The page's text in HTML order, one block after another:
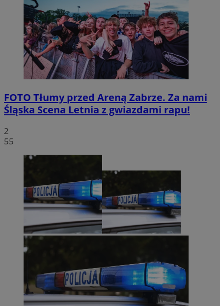
FOTO Tłumy przed Areną Zabrze. Za nami
Śląska Scena Letnia z gwiazdami rapu!
2
55